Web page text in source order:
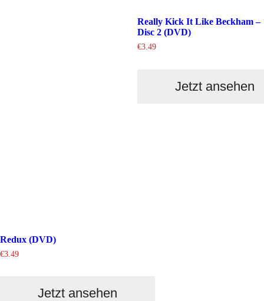
Really Kick It Like Beckham –
Disc 2 (DVD)
€3.49
Jetzt ansehen
Redux (DVD)
€3.49
Jetzt ansehen